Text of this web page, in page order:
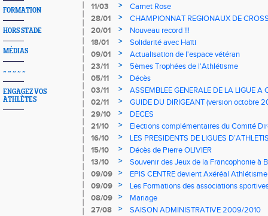
FORMATION
HORS STADE
MÉDIAS
~ ~ ~ ~ ~
ENGAGEZ VOS
ATHLÈTES
11/03
>
Carnet Rose
28/01
>
CHAMPIONNAT REGIONAUX DE
ENTREPRISE
20/01 >
Nouveau record !!!
18/01
>
Solidarité avec Haïti
09/01
>
Actualisation de l'espace vétéran
23/11
>
5èmes Trophées de l'Athlétisme
05/11
>
Décès
03/11
>
ASSEMBLEE GENERALE DE LA LIGUE A
02/11
>
GUIDE DU DIRIGEANT (version octobre
29/10
>
DECES
21/10
>
Elections complémentaires du Comité
Octobre
16/10 >
LES PRESIDENTS DE LIGUES
15/10
>
Décès de Pierre OLIVIER
13/10
>
Souvenir des Jeux de la Francophonie à
09/09
>
EPIS CENTRE devient Axéréal Athlétisme
09/09
>
Les Formations des associations
08/09
>
Mariage
27/08
>
SAISON ADMINISTRATIVE 2009/2010